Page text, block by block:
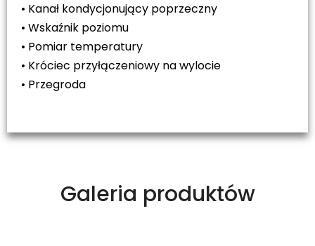
• Kanał kondycjonujący poprzeczny
• Wskaźnik poziomu
• Pomiar temperatury
• Króciec przyłączeniowy na wylocie
• Przegroda
Galeria produktów